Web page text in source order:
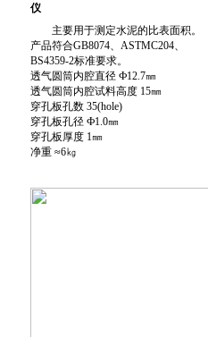
仪
主要用于测定水泥的比表面积。
产品符合GB8074、ASTMC204、
BS4359-2标准要求。
透气圆筒内腔直径 Ф12.7㎜
透气圆筒内腔试料高度 15㎜
穿孔板孔数 35(hole)
穿孔板孔径 Ф1.0㎜
穿孔板厚度 1㎜
净重 ≈6㎏